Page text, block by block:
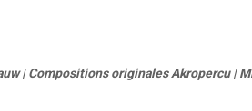
| Compositions originales Akropercu |